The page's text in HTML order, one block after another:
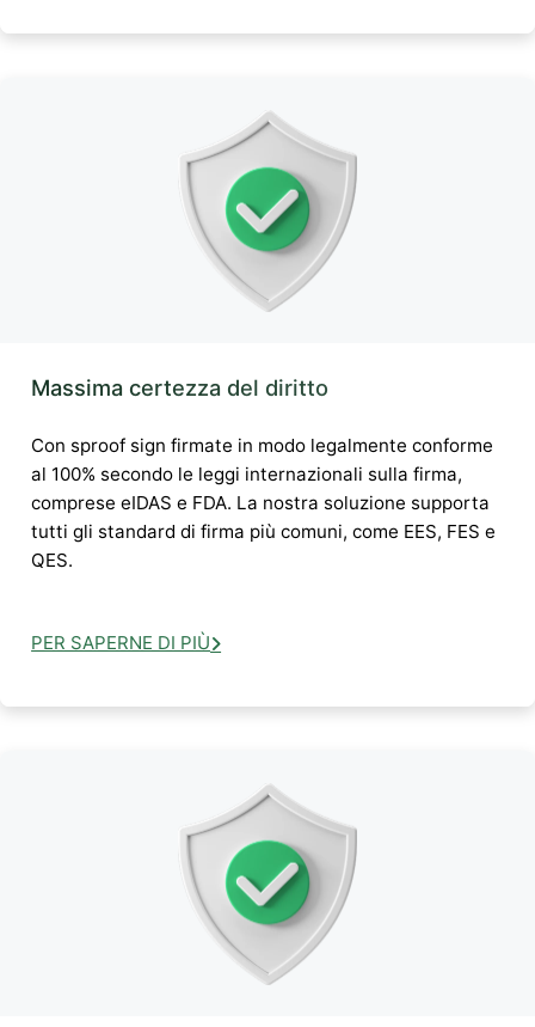
Massima certezza del diritto
Con sproof sign firmate in modo legalmente conforme
al 100% secondo le leggi internazionali sulla firma,
comprese eIDAS e FDA. La nostra soluzione supporta
tutti gli standard di firma più comuni, come EES, FES e
QES.
PER SAPERNE DI PIÙ